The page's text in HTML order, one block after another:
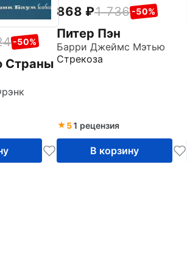
-50%
Страны
868 1 736 -50%
Питер Пэн
Барри Джеймс Мэтью
Стрекоза
51 рецензия
В корзину